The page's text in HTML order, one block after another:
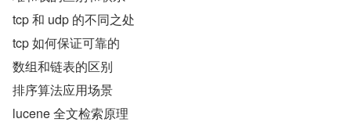
tcp 和 udp 的不同之处
tcp 如何保证可靠的
数组和链表的区别
排序算法应用场景
lucene 全文检索原理